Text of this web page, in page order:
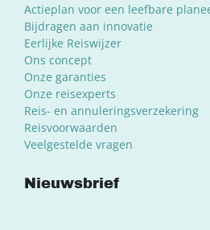
Actieplan voor een leefbare
Bijdragen aan innovatie
Eerlijke Reiswijzer
Ons concept
Onze garanties
Onze reisexperts
Reis- en annuleringsverzekering
Reisvoorwaarden
Veelgestelde vragen
Nieuwsbrief